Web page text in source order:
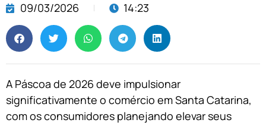
09/03/2026 14:23
A Páscoa de 2026 deve impulsionar
significativamente o comércio em Santa Catarina,
com os consumidores planejando elevar seus